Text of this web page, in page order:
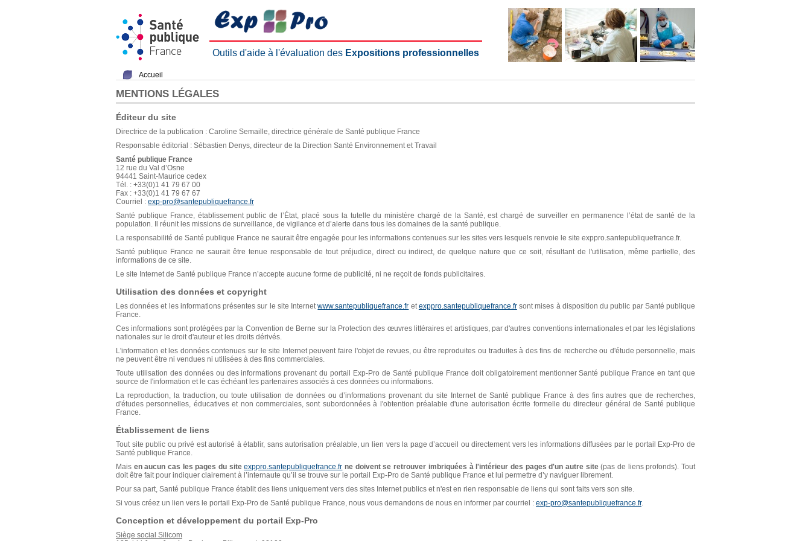
Outils d'aide à l'évaluation des Expositions professionnelles
Accueil
MENTIONS LÉGALES
Éditeur du site
Directrice de la publication : Caroline Semaille, directrice générale de Santé publique France
Responsable éditorial : Sébastien Denys, directeur de la Direction Santé Environnement et Travail
Santé publique France
12 rue du Val d’Osne
94441 Saint-Maurice cedex
Tél. : +33(0)1 41 79 67 00
Fax : +33(0)1 41 79 67 67
Courriel : exp-pro@santepubliquefrance.fr
Santé publique France, établissement public de l’État, placé sous la tutelle du ministère chargé de la Santé, est chargé de surveiller en permanence l’état de santé de la
population. Il réunit les missions de surveillance, de vigilance et d’alerte dans tous les domaines de la santé publique.
La responsabilité de Santé publique France ne saurait être engagée pour les informations contenues sur les sites vers lesquels renvoie le site exppro.santepubliquefrance.fr.
Santé publique France ne saurait être tenue responsable de tout préjudice, direct ou indirect, de quelque nature que ce soit, résultant de l'utilisation, même partielle, des
informations de ce site.
Le site Internet de Santé publique France n’accepte aucune forme de publicité, ni ne reçoit de fonds publicitaires.
Utilisation des données et copyright
Les données et les informations présentes sur le site Internetwww.santepubliquefrance.fr etexppro.santepubliquefrance.frsont mises à disposition du public par Santé publique
France.
Ces informations sont protégées par la Convention de Berne sur la Protection des œuvres littéraires et artistiques, par d'autres conventions internationales et par les législations
nationales sur le droit d'auteur et les droits dérivés.
L'information et les données contenues sur le site Internet peuvent faire l'objet de revues, ou être reproduites ou traduites à des fins de recherche ou d'étude personnelle, mais
ne peuvent être ni vendues ni utilisées à des fins commerciales.
Toute utilisation des données ou des informations provenant du portail Exp-Pro de Santé publique France doit obligatoirement mentionner Santé publique France en tant que
source de l'information et le cas échéant les partenaires associés à ces données ou informations.
La reproduction, la traduction, ou toute utilisation de données ou d’informations provenant du site Internet de Santé publique France à des fins autres que de recherches,
d'études personnelles, éducatives et non commerciales, sont subordonnées à l'obtention préalable d'une autorisation écrite formelle du directeur général de Santé publique
France.
Établissement de liens
Tout site public ou privé est autorisé à établir, sans autorisation préalable, un lien vers la page d’accueil ou directement vers les informations diffusées par le portail Exp-Pro de
Santé publique France.
Mais en aucun cas les pages du siteexppro.santepubliquefrance.fr ne doivent se retrouver imbriquées à l'intérieur des pages d'un autre site(pas de liens profonds). Tout
doit être fait pour indiquer clairement à l’internaute qu’il se trouve sur le portail Exp-Pro de Santé publique France et lui permettre d’y naviguer librement.
Pour sa part, Santé publique France établit des liens uniquement vers des sites Internet publics et n'est en rien responsable de liens qui sont faits vers son site.
Si vous créez un lien vers le portail Exp-Pro de Santé publique France, nous vous demandons de nous en informer par courriel : exp-pro@santepubliquefrance.fr.
Conception et développement du portail Exp-Pro
Siège social Silicom